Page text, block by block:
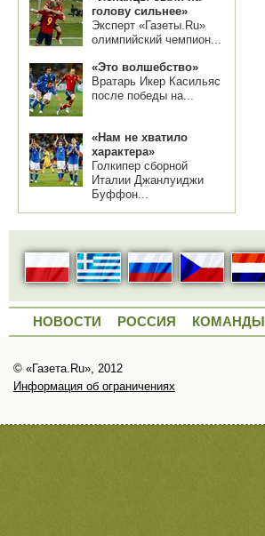
голову сильнее»
Эксперт «Газеты.Ru»
олимпийский чемпион...
«Это волшебство»
Вратарь Икер Касильяс
после победы на...
«Нам не хватило
характера»
Голкипер сборной
Италии Джанлуиджи
Буффон...
НОВОСТИ РОССИЯ КОМАНДЫ
© «Газета.Ru», 2012
Информация об ограничениях